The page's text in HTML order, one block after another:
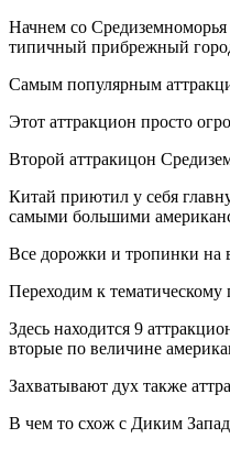
Начнем со Средиземноморья
типичный прибрежный
Самым популярным
Этот аттракцион просто
Второй аттракицон
Китай приютил у себя
самыми большими
Все дорожки и тропинки на
Переходим к тематическому
Здесь находится 9
вторые по величине
Захватывают дух также
В чем то схож с Диким